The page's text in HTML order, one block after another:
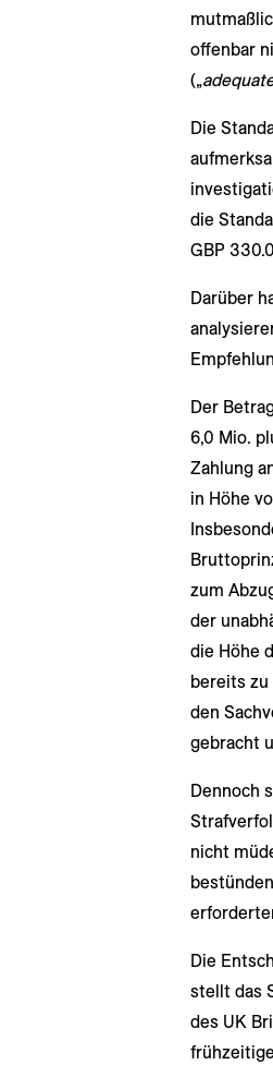
offenbar
(„
Die
die
GBP
Darüber
Der
6,0 Mio.
Zahlung
in Höhe
zum
der
die Höhe
bereits
den
gebracht
Dennoch
nicht
Die
stellt das
des UK